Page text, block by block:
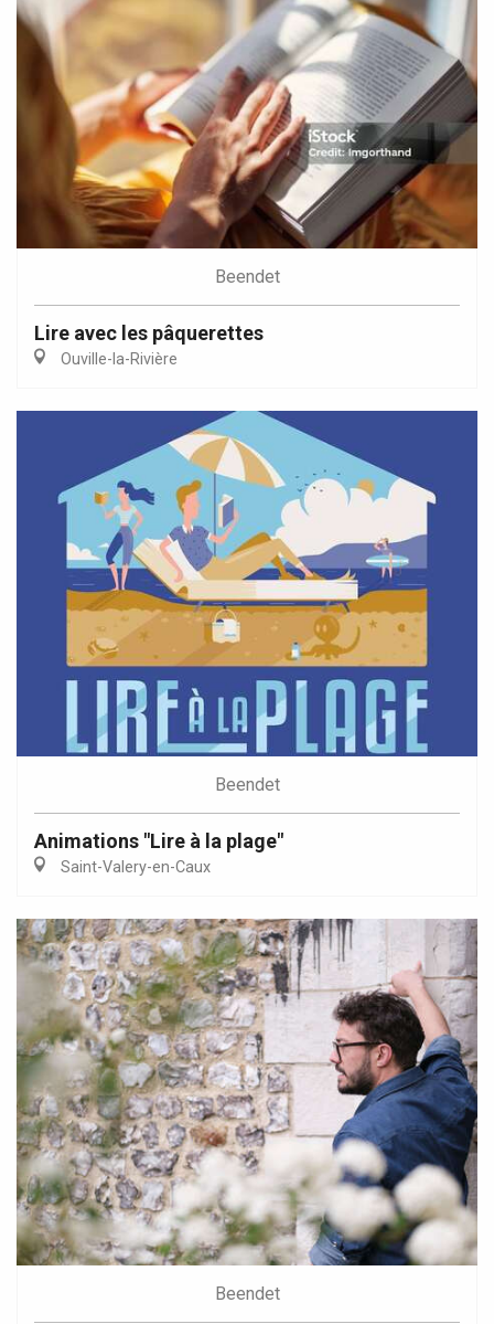
Beendet
Lire avec les pâquerettes
Ouville-la-Rivière
Beendet
Animations "Lire à la plage"
Saint-Valery-en-Caux
Beendet